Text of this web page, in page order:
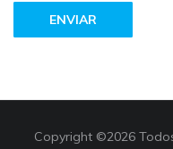
ENVIAR
Copyright ©2026